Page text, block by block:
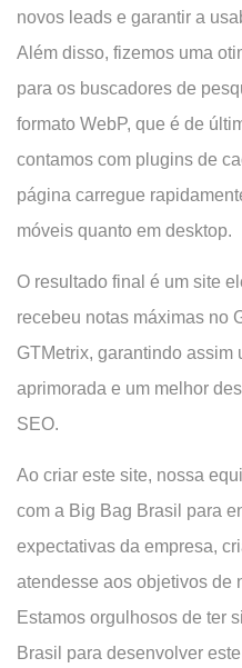
novos leads e garantir a
Além disso, fizemos uma
para os buscadores de
formato WebP, que é de
contamos com plugins de
página carregue
móveis quanto em desktop.
O resultado final é um site
recebeu notas máximas no
GTMetrix, garantindo
aprimorada e um melhor
SEO.
Ao criar este site, nossa
com a Big Bag Brasil para
expectativas da empresa,
atendesse aos objetivos de
Estamos orgulhosos de ter
Brasil para desenvolver